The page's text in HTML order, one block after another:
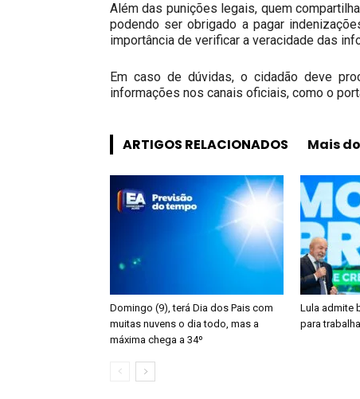
Além das punições legais, quem
podendo ser obrigado a pagar
importância de verificar a veracidade das
Em caso de dúvidas, o cidadão deve
informações nos canais oficiais, como o
ARTIGOS RELACIONADOS Mais
Domingo (9), terá Dia dos Pais com
muitas nuvens o dia todo, mas a
máxima chega a 34º
Lula admite
para